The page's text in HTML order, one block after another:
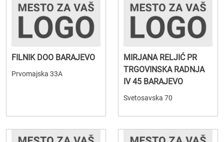
FILNIK DOO BARAJEVO
Prvomajska 33A
MIRJANA RELJIĆ PR
TRGOVINSKA RADNJA
IV 45 BARAJEVO
Svetosavska 70